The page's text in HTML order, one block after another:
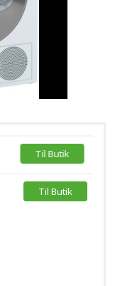
Til Butik
Til Butik